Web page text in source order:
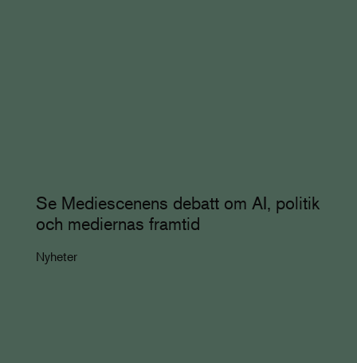
Se Mediescenens debatt om AI, politik
och mediernas framtid
Nyheter